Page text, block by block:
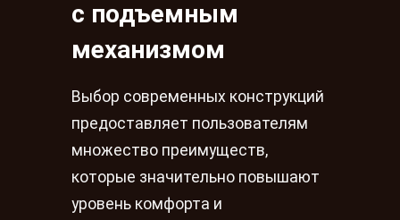
с подъемным
механизмом
Выбор современных конструкций
предоставляет пользователям
множество преимуществ,
которые значительно повышают
уровень комфорта и